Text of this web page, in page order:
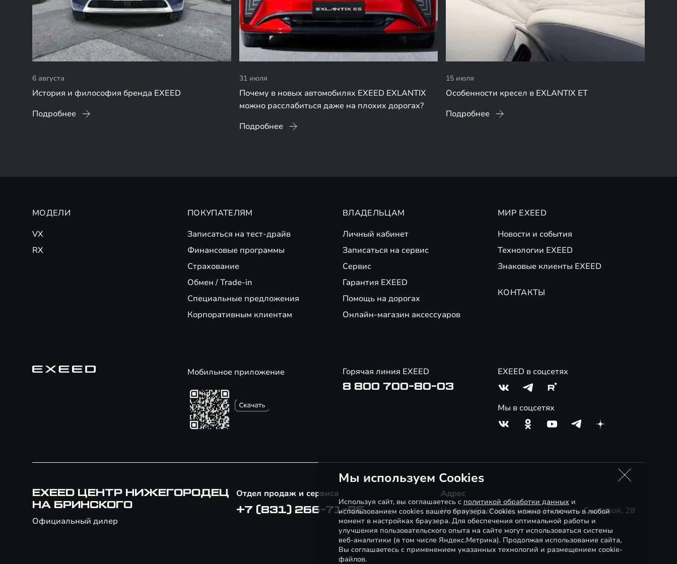
6 августа
История и философия бренда EXEED
Подробнее
31 июля
Почему в новых автомобилях EXEED EXLANTIX
можно расслабиться даже на плохих дорогах?
Подробнее
15 июля
Особенности кресел в EXLANTIX ET
Подробнее
МОДЕЛИ
VX
RX
ПОКУПАТЕЛЯМ
Записаться на тест-драйв
Финансовые программы
Страхование
Обмен / Trade-in
Специальные предложения
Корпоративным клиентам
ВЛАДЕЛЬЦАМ
Личный кабинет
Записаться на сервис
Сервис
Гарантия EXEED
Помощь на дорогах
Онлайн-магазин аксессуаров
МИР EXEED
Новости и события
Технологии EXEED
Знаковые клиенты EXEED
КОНТАКТЫ
Мобильное приложение Горячая линия EXEED
8 800 700-80-03
EXEED в соцсетях
Мы в соцсетях
EXEED ЦЕНТР НИЖЕГОРОДЕЦ
НА БРИНСКОГО
Официальный дилер
Отдел продаж и сервиса
+7 (831) 266-71-96
Адрес
Нижний Новгород, улица Надежды Сусловой, 28
Мы используем Cookies
Используя сайт, вы соглашаетесь с политикой обработки данных и
использованием cookies вашего браузера. Cookies можно отключить в любой
момент в настройках браузера. Для обеспечения оптимальной работы и
улучшения пользовательского опыта на сайте могут использоваться системы
веб-аналитики (в том числе Яндекс.Метрика). Продолжая использование сайта,
Вы соглашаетесь с применением указанных технологий и размещением cookie-
файлов.